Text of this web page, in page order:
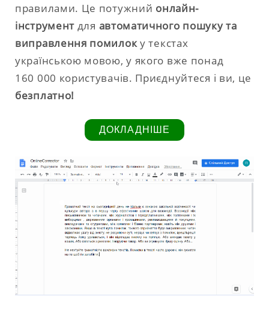
правилами. Це потужний онлайн-
інструмент для автоматичного пошуку та
виправлення помилок у текстах
українською мовою, у якого вже понад
160 000 користувачів. Приєднуйтеся і ви, це
безплатно!
ДОКЛАДНІШЕ